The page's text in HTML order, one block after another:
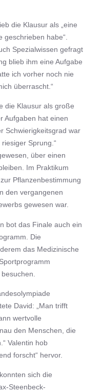
die Klausur als „eine
habe“.
Spezialwissen gefragt
blieb ihm eine Aufgabe
ich vorher noch nie
überrascht.“
die Klausur als große
Aufgaben hat einen
Schwierigkeitsgrad war
Sprung.“
über einen
Im Praktikum
Pflanzenbestimmung
den vergangenen
gewesen war.
bot das Finale auch ein
Die
das Medizinische
David: „Man trifft
wertvolle
den Menschen, die
Valentin hob
forscht“ hervor.
sich die
Steenbeck-